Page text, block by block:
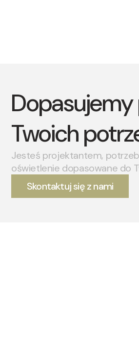
Twoich
Jesteś projektantem,
oświetlenie dopasowane do
Skontaktuj się z nami